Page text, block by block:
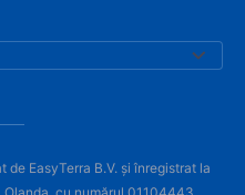
EasyTerra B.V. și înregistrat la